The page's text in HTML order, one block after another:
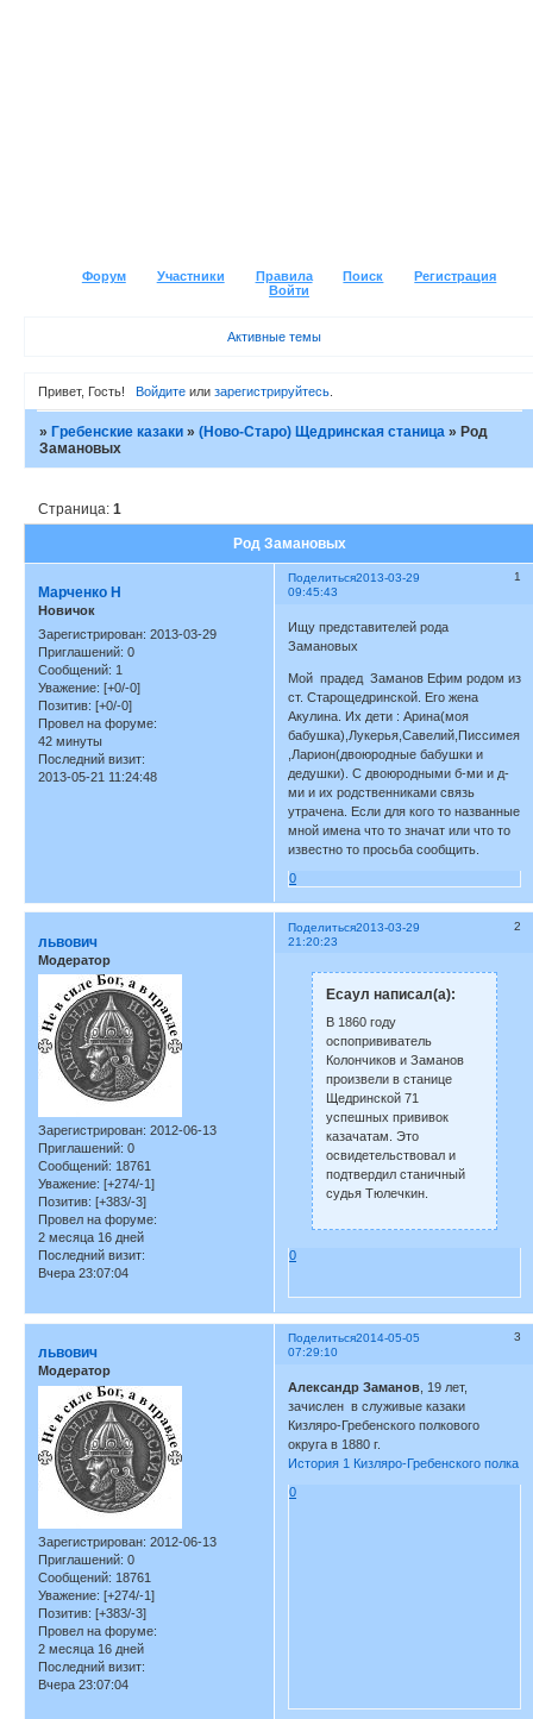
Форум Участники Правила Поиск
Регистрация
Войти
Активные темы
Привет, Гость! Войдитеили зарегистрируйтесь.
»Гребенские казаки »(Ново-Старо) Щедринская станица »Род
Замановых
Род Замановых
Страница:1
Поделиться 1
2013-03-29
09:45:43
Марченко Н
Новичок
Зарегистрирован: 2013-03-29
Приглашений: 0
Сообщений: 1
Уважение: [+0/-0]
Позитив: [+0/-0]
Провел на форуме:
42 минуты
Последний визит:
2013-05-21 11:24:48
Ищу представителей рода
Замановых
Мой прадед Заманов Ефим родом из
ст. Старощедринской. Его жена
Акулина. Их дети : Арина(моя
,Ларион(двоюродные бабушки и
дедушки). С двоюродными б-ми и д-
ми и их родственниками связь
утрачена. Если для кого то названные
мной имена что то значат или что то
известно то просьба сообщить.
0
Поделиться 2
2013-03-29
21:20:23
львович
Модератор
Зарегистрирован: 2012-06-13
Приглашений: 0
Сообщений: 18761
Уважение: [+274/-1]
Позитив: [+383/-3]
Провел на форуме:
2 месяца 16 дней
Последний визит:
Вчера 23:07:04
Есаул написал(а):
В 1860 году
оспопрививатель
Колончиков и Заманов
произвели в станице
Щедринской 71
успешных прививок
казачатам. Это
освидетельствовал и
подтвердил станичный
судья Тюлечкин.
0
Поделиться 3
2014-05-05
07:29:10
львович
Модератор
Зарегистрирован: 2012-06-13
Приглашений: 0
Сообщений: 18761
Уважение: [+274/-1]
Позитив: [+383/-3]
Провел на форуме:
2 месяца 16 дней
Последний визит:
Вчера 23:07:04
Александр Заманов , 19 лет,
зачислен в служивые казаки
Кизляро-Гребенского полкового
округа в 1880 г.
История 1 Кизляро-Гребенского полка
0